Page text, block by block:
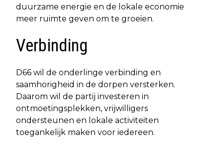
duurzame energie en de lokale economie
meer ruimte geven om te groeien.
Verbinding
D66 wil de onderlinge verbinding en
saamhorigheid in de dorpen versterken.
Daarom wil de partij investeren in
ontmoetingsplekken, vrijwilligers
ondersteunen en lokale activiteiten
toegankelijk maken voor iedereen.